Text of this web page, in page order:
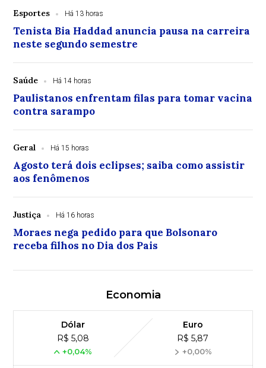
Esportes Há 13 horas
Tenista Bia Haddad anuncia pausa na carreira
neste segundo semestre
Saúde Há 14 horas
Paulistanos enfrentam filas para tomar vacina
contra sarampo
Geral Há 15 horas
Agosto terá dois eclipses; saiba como assistir
aos fenômenos
Justiça Há 16 horas
Moraes nega pedido para que Bolsonaro
receba filhos no Dia dos Pais
Economia
Dólar
R$ 5,08
+0,04%
Euro
R$ 5,87
+0,00%